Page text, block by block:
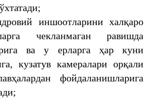
иншоотларини халқаро
чекланмаган равишда
ва у ерларга ҳар куни
кузатув камералари орқали
фойдаланишларига